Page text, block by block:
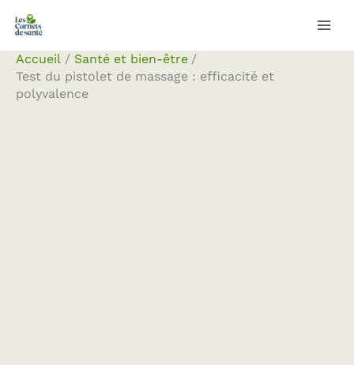
Aller
contenu
Accueil
Santé et bien-être
Test du pistolet de massage : efficacité et
polyvalence
Rechercher